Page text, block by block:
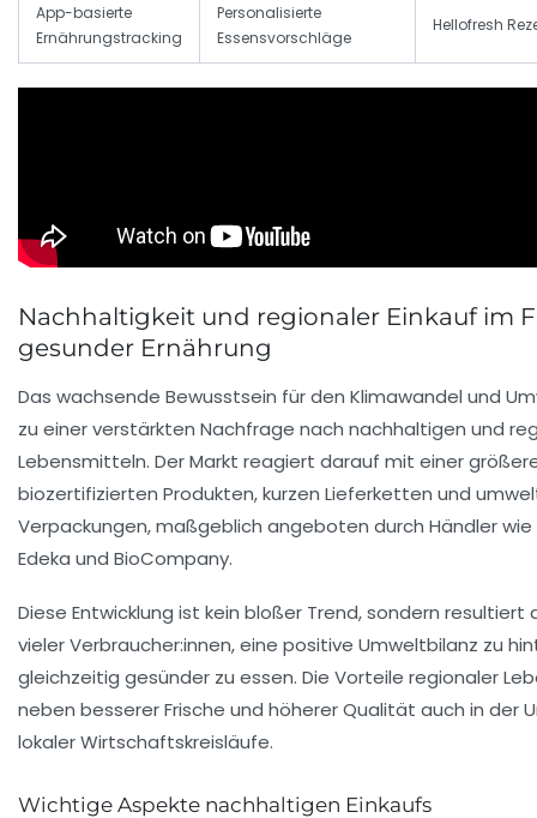
App-basierte
Ernährungstracking
Personalisierte
Essensvorschläge
Hellofresh
Nachhaltigkeit und regionaler Einkauf im
gesunder Ernährung
Das wachsende Bewusstsein für den Klimawandel und
zu einer verstärkten Nachfrage nach nachhaltigen und
Lebensmitteln. Der Markt reagiert darauf mit einer
biozertifizierten Produkten, kurzen Lieferketten und
Verpackungen, maßgeblich angeboten durch Händler wie
Edeka und BioCompany.
Diese Entwicklung ist kein bloßer Trend, sondern resultiert
vieler Verbraucher:innen, eine positive Umweltbilanz zu
gleichzeitig gesünder zu essen. Die Vorteile regionaler
neben besserer Frische und höherer Qualität auch in der
lokaler Wirtschaftskreisläufe.
Wichtige Aspekte nachhaltigen Einkaufs